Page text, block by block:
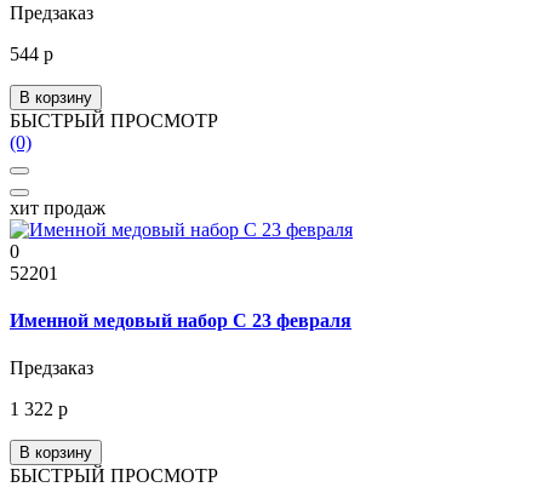
Предзаказ
544 р
В корзину
БЫСТРЫЙ ПРОСМОТР
(0)
хит продаж
0
52201
Именной медовый набор С 23 февраля
Предзаказ
1 322 р
В корзину
БЫСТРЫЙ ПРОСМОТР